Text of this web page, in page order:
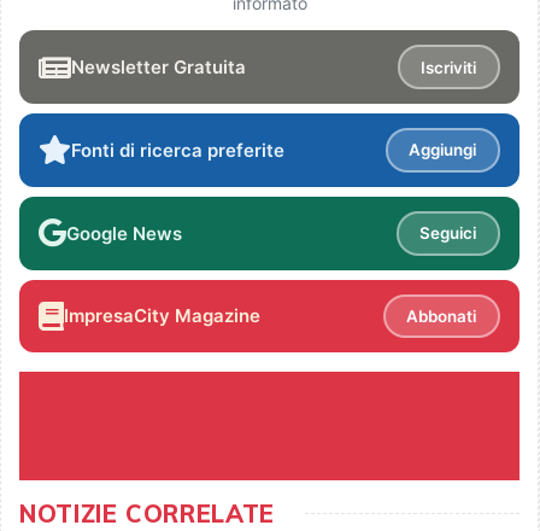
Newsletter Gratuita Iscriviti
Fonti di ricerca preferite Aggiungi
Google News Seguici
ImpresaCity Magazine Abbonati
NOTIZIE CORRELATE